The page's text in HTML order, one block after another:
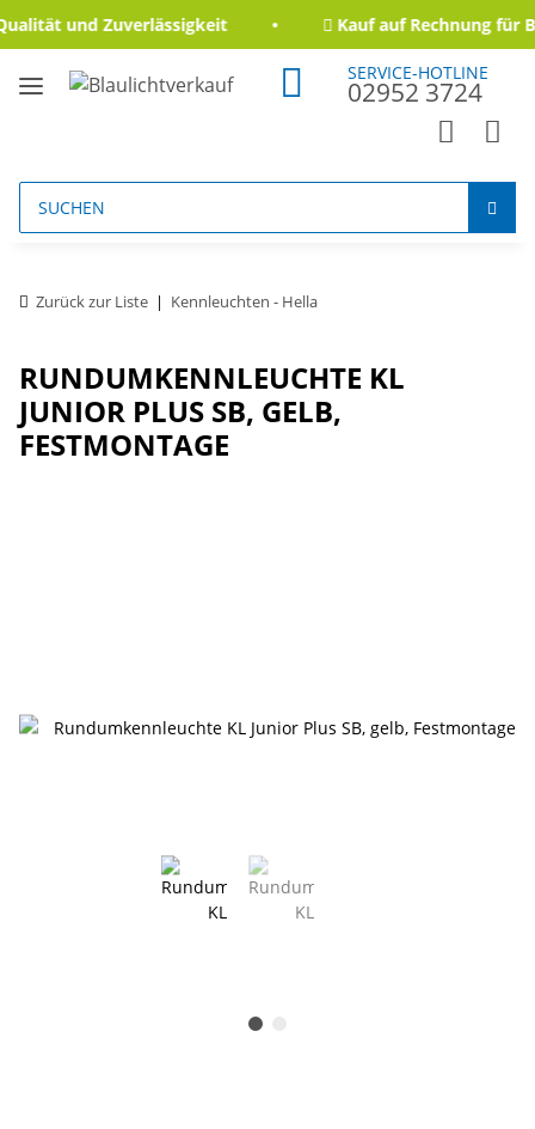
und Zuverlässigkeit Kauf auf Rechnung für
SERVICE-HOTLINE
02952 3724
Zurück zur Liste Kennleuchten - Hella
RUNDUMKENNLEUCHTE KL
JUNIOR PLUS SB, GELB,
FESTMONTAGE